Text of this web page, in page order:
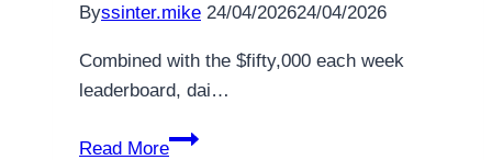
Byssinter.mike 24/04/202624/04/2026
Combined with the $fifty,000 each week
leaderboard, dai…
Read More
Online